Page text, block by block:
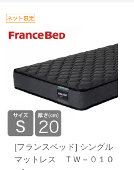
[フランスベッド] シングル
マットレス ＴＷ－０１０